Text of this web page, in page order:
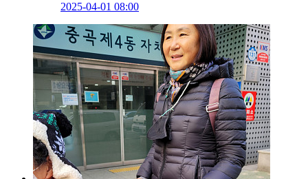
2025-04-01 08:00